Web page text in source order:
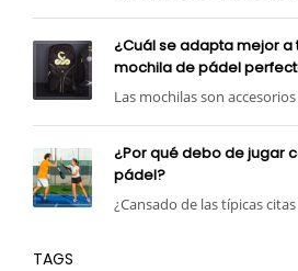
¿Cuál se adapta mejor a
mochila de pádel
Las mochilas son
¿Por qué debo de jugar
pádel?
¿Cansado de las típicas
TAGS